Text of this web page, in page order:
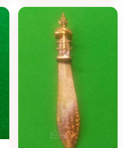
หลวงพ่อจืดได้จัดสร้างตัวต่อเงิน-
ต่อทองถ้านับรุ่นกันแล้วก็รวมๆ
ร้อยรุ่นแล้วแต่ละรุ่นมี
ประสบการณ์ และจะหมดไปจาก
วัดอย่างรวดเร็วสำหรับผู้ที่บูชาตัว
ต่อเงิน-ต่อทองไปแล้วจึงรู้จริงว่า
พุทธคุณตามคำร่ำลือจริงๆ